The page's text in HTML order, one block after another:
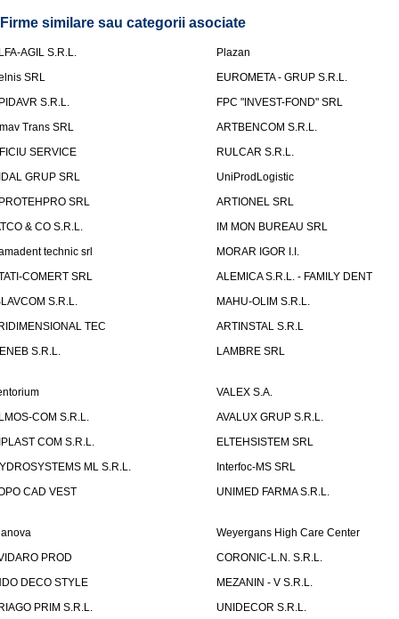
Firme similare sau categorii asociate
AGIL S.R.L.
Plazan
SRL
EUROMETA - GRUP S.R.L.
S.R.L.
FPC "INVEST-FOND" SRL
Trans SRL
ARTBENCOM S.R.L.
SERVICE
RULCAR S.R.L.
GRUP SRL
UniProdLogistic
SRL
ARTIONEL SRL
& CO S.R.L.
IM MON BUREAU SRL
technic srl
MORAR IGOR I.I.
COMERT SRL
ALEMICA S.R.L. - FAMILY DENT
S.R.L.
MAHU-OLIM S.R.L.
TEC
ARTINSTAL S.R.L
S.R.L.
LAMBRE SRL
VALEX S.A.
COM S.R.L.
AVALUX GRUP S.R.L.
COM S.R.L.
ELTEHSISTEM SRL
ML S.R.L.
Interfoc-MS SRL
CAD VEST
UNIMED FARMA S.R.L.
Weyergans High Care Center
PROD
CORONIC-L.N. S.R.L.
DECO STYLE
MEZANIN - V S.R.L.
PRIM S.R.L.
UNIDECOR S.R.L.